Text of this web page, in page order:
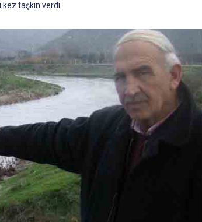
taşkın verdi